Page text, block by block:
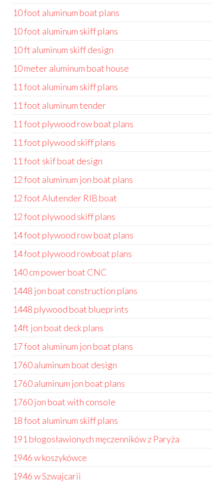
10 foot aluminum boat plans
10 foot aluminum skiff plans
10 ft aluminum skiff design
10 meter aluminum boat house
11 foot aluminum skiff plans
11 foot aluminum tender
11 foot plywood row boat plans
11 foot plywood skiff plans
11 foot skif boat design
12 foot aluminum jon boat plans
12 foot Alutender RIB boat
12 foot plywood skiff plans
14 foot plywood row boat plans
14 foot plywood rowboat plans
140 cm power boat CNC
1448 jon boat construction plans
1448 plywood boat blueprints
14ft jon boat deck plans
17 foot aluminum jon boat plans
1760 aluminum boat design
1760 aluminum jon boat plans
1760 jon boat with console
18 foot aluminum skiff plans
191 błogosławionych męczenników z Paryża
1946 w koszykówce
1946 w Szwajcarii